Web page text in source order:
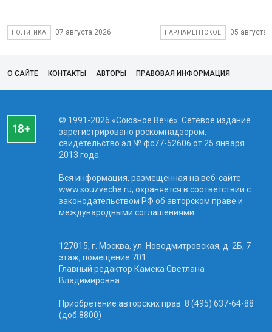
ПОЛИТИКА 07 августа 2026 ПАРЛАМЕНТСКОЕ 05 августа
О САЙТЕ КОНТАКТЫ АВТОРЫ ПРАВОВАЯ ИНФОРМАЦИЯ
© 1991-2026 «Союзное Вече». Сетевое издание
зарегистрировано роскомнадзором,
свидетельство эл № фc77-52606 от 25 января
2013 года.
Вся информация, размещенная на веб-сайте
www.souzveche.ru, охраняется в соответствии с
законодательством РФ об авторском праве и
международными соглашениями.
127015, г. Москва, ул. Новодмитровская, д. 2Б, 7
этаж, помещение 701
Главный редактор Камека Светлана
Владимировна
Приобретение авторских прав: 8 (495) 637-64-88
(доб.8800)